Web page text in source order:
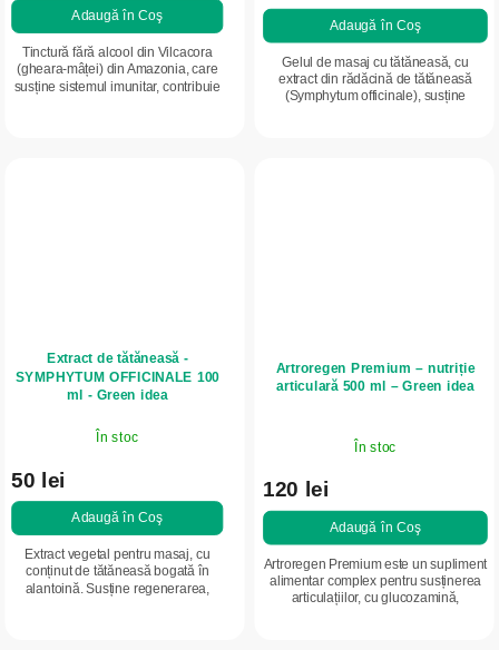
Adaugă în Coş
Tinctură fără alcool din Vilcacora
(gheara-mâței) din Amazonia, care
susține sistemul imunitar, contribuie
Adaugă în Coş
Gelul de masaj cu tătăneasă, cu
extract din rădăcină de tătăneasă
(Symphytum officinale), susține
Extract de tătăneasă -
SYMPHYTUM OFFICINALE 100
ml - Green idea
În stoc
50 lei
Adaugă în Coş
Extract vegetal pentru masaj, cu
conținut de tătăneasă bogată în
alantoină. Susține regenerarea,
Artroregen Premium – nutriție
articulară 500 ml – Green idea
În stoc
120 lei
Adaugă în Coş
Artroregen Premium este un supliment
alimentar complex pentru susținerea
articulațiilor, cu glucozamină,